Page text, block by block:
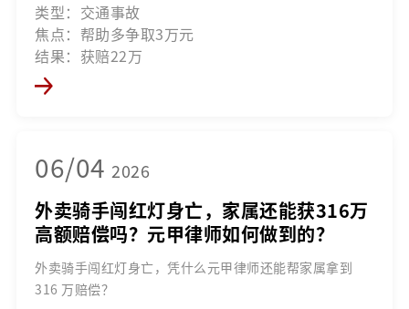
类型：交通事故
焦点：帮助多争取3万元
结果：获赔22万
06/04 2026
外卖骑手闯红灯身亡，家属还能获316万
高额赔偿吗？元甲律师如何做到的？
外卖骑手闯红灯身亡，凭什么元甲律师还能帮家属拿到
316 万赔偿？